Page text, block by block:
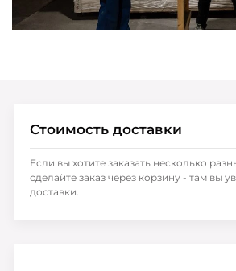
Стоимость доставки
Если вы хотите заказать несколько
сделайте заказ через корзину - там вы
доставки.